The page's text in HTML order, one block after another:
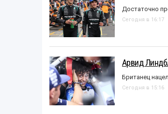
Достаточно
Сегодня в 16:17
Арвид
Британец
Сегодня в 15:16